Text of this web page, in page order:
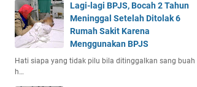
Lagi-lagi BPJS, Bocah 2 Tahun
Meninggal Setelah Ditolak 6
Rumah Sakit Karena
Menggunakan BPJS
Hati siapa yang tidak pilu bila ditinggalkan sang buah
h…